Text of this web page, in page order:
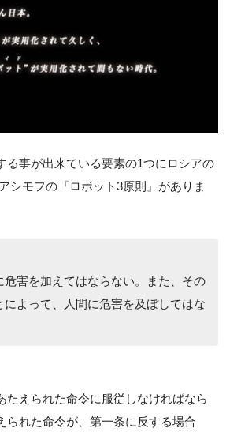
事が出来ている要素の1つにロシアの
シモフの『ロボット3原則』がありま
害を加えてはならない。また、その
よって、人間に危害を及ぼしてはな
えられた命令に服従しなければなら
られた命令が、第一条に反する場合